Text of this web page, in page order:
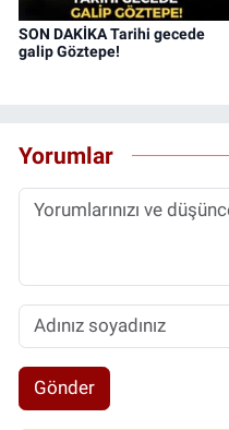
SON DAKİKA Tarihi gecede
galip Göztepe!
Yorumlar
Gönder